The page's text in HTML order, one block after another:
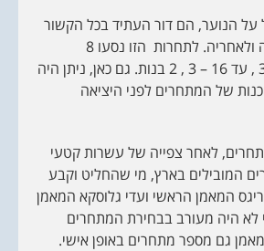
על הנוער, הם דור העתיד בכל הקשור
לאולימפיאדה הבאה ולאחריה. לתחרות הזו נסעו 8
מתחרים: עד 18 – 3 , עד 16 – 3 , 2 בנות. גם כאן, ניתן היה
של המתחרים לפני היציאה
לאחר צפייה של עשרות קטעי
המובילים בארץ, מי שהחליט וקבע
המאמן הראשי ועדי גלוסקא המאמן
לא היה מעורב בבחירת המתחרים
מאמן גם מספר מתחרים באופן אישי.